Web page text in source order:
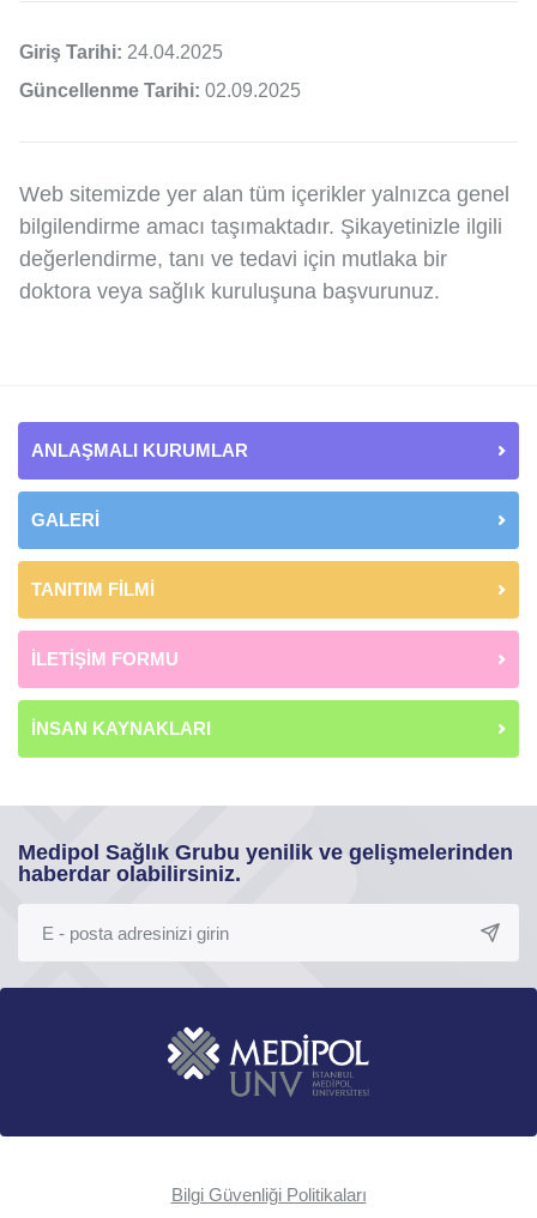
Giriş Tarihi: 24.04.2025
Güncellenme Tarihi: 02.09.2025
Web sitemizde yer alan tüm içerikler yalnızca genel
bilgilendirme amacı taşımaktadır. Şikayetinizle ilgili
değerlendirme, tanı ve tedavi için mutlaka bir
doktora veya sağlık kuruluşuna başvurunuz.
ANLAŞMALI KURUMLAR
GALERİ
TANITIM FİLMİ
İLETİŞİM FORMU
İNSAN KAYNAKLARI
Medipol Sağlık Grubu yenilik ve gelişmelerinden
haberdar olabilirsiniz.
Bilgi Güvenliği Politikaları